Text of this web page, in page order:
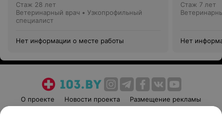
Стаж 28 лет
Ветеринарный врач • Узкопрофильный
специалист
Нет информации о месте работы
Стаж 7 лет
Нет
О проекте Новости проекта
Размещение рекламы